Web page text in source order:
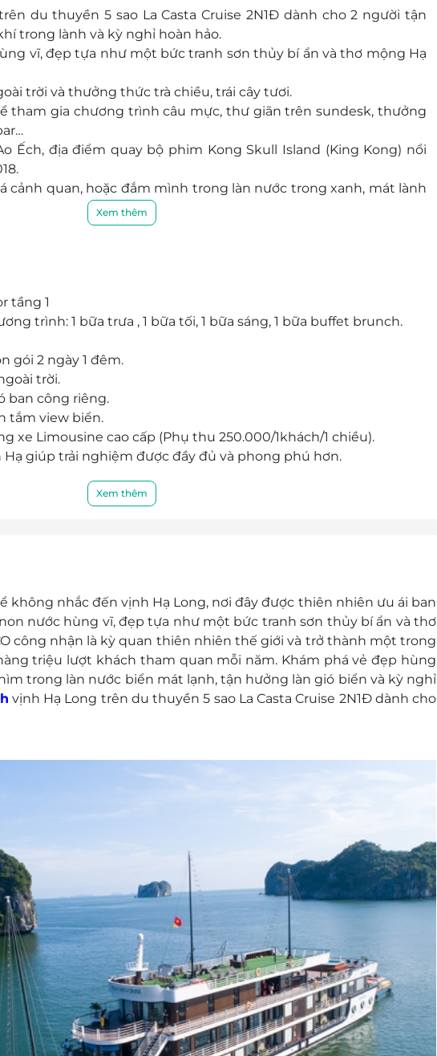
du thuyền 5 sao La Casta Cruise 2N1Đ dành cho 2 người tận
trong lành và kỳ nghỉ hoàn hảo.
vĩ, đẹp tựa như một bức tranh sơn thủy bí ẩn và thơ mộng Hạ
trời và thưởng thức trà chiều, trái cây tươi.
tham gia chương trình câu mực, thư giãn trên sundesk, thưởng
Ếch, địa điểm quay bộ phim Kong Skull Island (King Kong) nổi
cảnh quan, hoặc đắm mình trong làn nước trong xanh, mát lành
Xem thêm
tầng 1
trình: 1 bữa trưa , 1 bữa tối, 1 bữa sáng, 1 bữa buffet brunch.
gói 2 ngày 1 đêm.
trời.
ban công riêng.
tắm view biển.
xe Limousine cao cấp (Phụ thu 250.000/1khách/1 chiều).
Hạ giúp trải nghiệm được đầy đủ và phong phú hơn.
hàng thanh toán thêm 10% trên tổng hóa đơn.
dẫn viên & nhân viên trên tàu
01 trẻ (ăn, ở chung phòng với bố mẹ). Trẻ thứ hai dưới 5 tuổi tính
Tính 50% giá một người lớn (ở chung phòng với bố mẹ)
Tính 75% giá một người lớn (ở chung phòng với bố mẹ)
phụ tính giá như người lớn.
giá phòng cho 2 người
1 khách, 1 phòng 2 khách: 200.000VND/1 phòng
Phụ thu 2/9: 300.000VND/1 khách
(9h00-20h00): 1900 2065 / 0981500919
Đình Hổ, Hai Bà Trưng, Hà Nội
hoàn hủy.
02 khách
nhiều E-Voucher/E-Coupon
có giá trị quy đổi thành tiền mặt, không trả lại tiền thừa.
với chương trình khuyến mại khác.
Xem thêm
không nhắc đến vịnh Hạ Long, nơi đây được thiên nhiên ưu ái ban
nước hùng vĩ, đẹp tựa như một bức tranh sơn thủy bí ẩn và thơ
công nhận là kỳ quan thiên nhiên thế giới và trở thành một trong
triệu lượt khách tham quan mỗi năm. Khám phá vẻ đẹp hùng
trong làn nước biển mát lạnh, tận hưởng làn gió biển và kỳ nghỉ
vịnh Hạ Long trên du thuyền 5 sao La Casta Cruise 2N1Đ dành cho